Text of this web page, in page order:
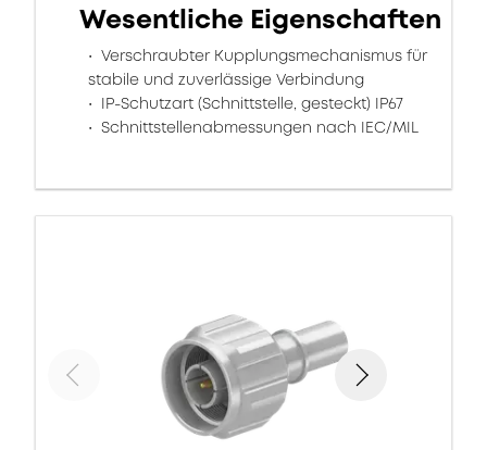
Wesentliche Eigenschaften
Verschraubter Kupplungsmechanismus für
stabile und zuverlässige Verbindung
IP-Schutzart (Schnittstelle, gesteckt) IP67
Schnittstellenabmessungen nach IEC/MIL